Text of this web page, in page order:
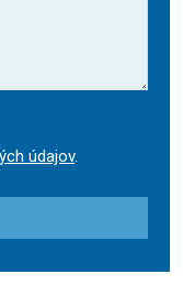
údajov.